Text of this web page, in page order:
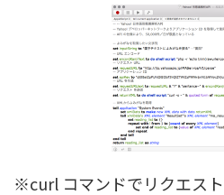
※curl コマンドでリクエス